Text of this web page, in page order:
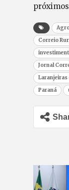
Correio
Jornal
Laranjeiras
Paraná